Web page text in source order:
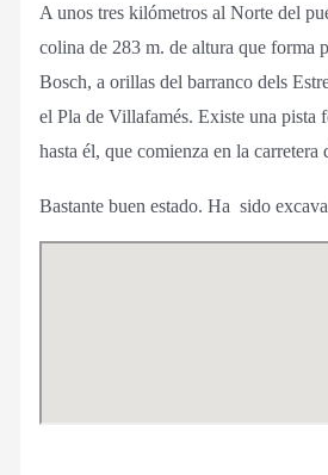
A unos tres kilómetros al Norte del
colina de 283 m. de altura que forma
Bosch, a orillas del barranco dels
el Pla de Villafamés. Existe una pista
hasta él, que comienza en la carretera
Bastante buen estado. Ha sido